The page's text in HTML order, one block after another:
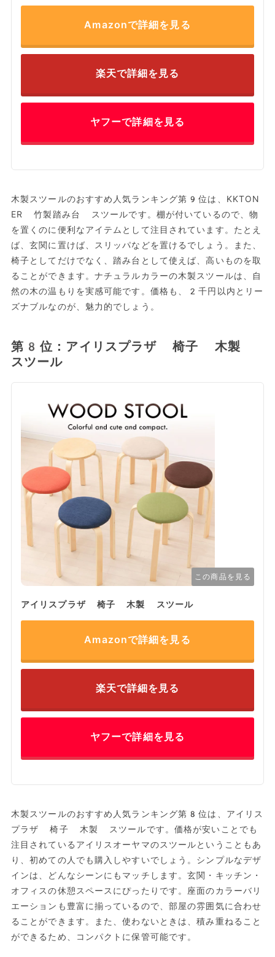
Amazonで詳細を見る
楽天で詳細を見る
ヤフーで詳細を見る
木製スツールのおすすめ人気ランキング第9位は、KKTON
ER 竹製踏み台 スツールです。棚が付いているので、物
を置くのに便利なアイテムとして注目されています。たとえ
ば、玄関に置けば、スリッパなどを置けるでしょう。また、
椅子としてだけでなく、踏み台として使えば、高いものを取
ることができます。ナチュラルカラーの木製スツールは、自
然の木の温もりを実感可能です。価格も、2千円以内とリー
ズナブルなのが、魅力的でしょう。
第8位：アイリスプラザ 椅子 木製
スツール
この商品を見る
アイリスプラザ 椅子 木製 スツール
Amazonで詳細を見る
楽天で詳細を見る
ヤフーで詳細を見る
木製スツールのおすすめ人気ランキング第8位は、アイリス
プラザ 椅子 木製 スツールです。価格が安いことでも
注目されているアイリスオーヤマのスツールということもあ
り、初めての人でも購入しやすいでしょう。シンプルなデザ
インは、どんなシーンにもマッチします。玄関・キッチン・
オフィスの休憩スペースにぴったりです。座面のカラーバリ
エーションも豊富に揃っているので、部屋の雰囲気に合わせ
ることができます。また、使わないときは、積み重ねること
ができるため、コンパクトに保管可能です。